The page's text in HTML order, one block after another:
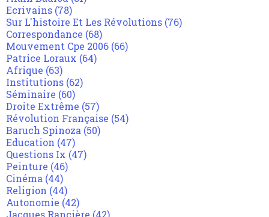
Ecrivains (78)
Sur L'histoire Et Les Révolutions (76)
Correspondance (68)
Mouvement Cpe 2006 (66)
Patrice Loraux (64)
Afrique (63)
Institutions (62)
Séminaire (60)
Droite Extrême (57)
Révolution Française (54)
Baruch Spinoza (50)
Education (47)
Questions Ix (47)
Peinture (46)
Cinéma (44)
Religion (44)
Autonomie (42)
Jacques Rancière (42)